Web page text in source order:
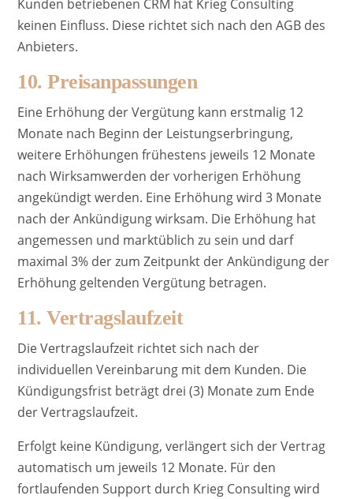
Kunden betriebenen CRM hat Krieg Consulting
keinen Einfluss. Diese richtet sich nach den AGB des
Anbieters.
10. Preisanpassungen
Eine Erhöhung der Vergütung kann erstmalig 12
Monate nach Beginn der Leistungserbringung,
weitere Erhöhungen frühestens jeweils 12 Monate
nach Wirksamwerden der vorherigen Erhöhung
angekündigt werden. Eine Erhöhung wird 3 Monate
nach der Ankündigung wirksam. Die Erhöhung hat
angemessen und marktüblich zu sein und darf
maximal 3% der zum Zeitpunkt der Ankündigung der
Erhöhung geltenden Vergütung betragen.
11. Vertragslaufzeit
Die Vertragslaufzeit richtet sich nach der
individuellen Vereinbarung mit dem Kunden. Die
Kündigungsfrist beträgt drei (3) Monate zum Ende
der Vertragslaufzeit.
Erfolgt keine Kündigung, verlängert sich der Vertrag
automatisch um jeweils 12 Monate. Für den
fortlaufenden Support durch Krieg Consulting wird